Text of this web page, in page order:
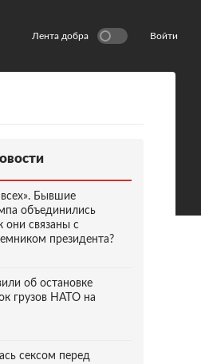
Лента добра Войти
Бывшие
объединились
они связаны с
президента?
об остановке
грузов НАТО на
сексом перед